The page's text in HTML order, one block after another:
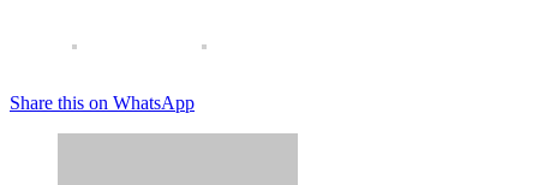
Share this on WhatsApp